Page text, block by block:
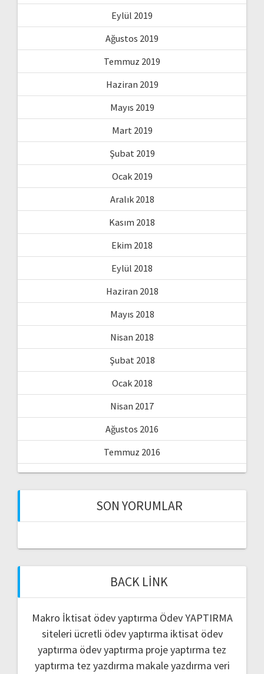
Eylül 2019
Ağustos 2019
Temmuz 2019
Haziran 2019
Mayıs 2019
Mart 2019
Şubat 2019
Ocak 2019
Aralık 2018
Kasım 2018
Ekim 2018
Eylül 2018
Haziran 2018
Mayıs 2018
Nisan 2018
Şubat 2018
Ocak 2018
Nisan 2017
Ağustos 2016
Temmuz 2016
SON YORUMLAR
BACK LINK
Makro İktisat ödev yaptırma Ödev YAPTIRMA
siteleri ücretli ödev yaptırma iktisat ödev
yaptırma ödev yaptırma proje yaptırma tez
yaptırma tez yazdırma makale yazdırma veri